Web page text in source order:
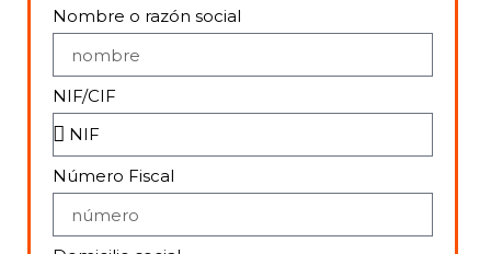
Nombre o razón social
NIF/CIF
Número Fiscal